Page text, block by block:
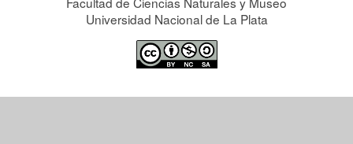
Universidad Nacional de La Plata